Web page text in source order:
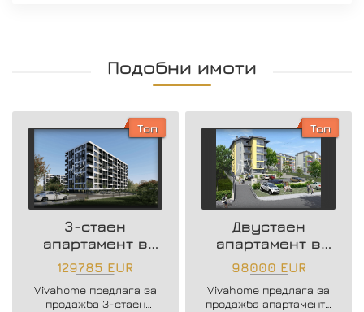
Подобни имоти
Топ
3-стаен
апартамент в
нова жилищна
сграда
129785 EUR
Vivahome предлага за
продажба 3-стаен
Топ
Двустаен
апартамент в
района на
Възраждане 3
98000 EUR
Vivahome предлага за
продажба апартаменти